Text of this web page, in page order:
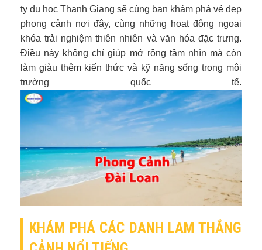
ty du học Thanh Giang sẽ cùng bạn khám phá vẻ đẹp
phong cảnh nơi đây, cùng những hoạt động ngoại
khóa trải nghiệm thiên nhiên và văn hóa đặc trưng.
Điều này không chỉ giúp mở rộng tầm nhìn mà còn
làm giàu thêm kiến thức và kỹ năng sống trong môi
trường quốc tế.
KHÁM PHÁ CÁC DANH LAM THẮNG